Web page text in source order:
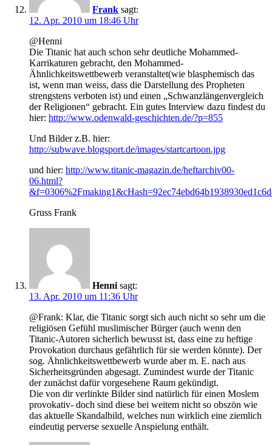
Frank sagt:
12. Apr. 2010 um 18:46 Uhr
@Henni
Die Titanic hat auch schon sehr deutliche Mohammed-
Karrikaturen gebracht, den Mohammed-
Ähnlichkeitswettbewerb veranstaltet(wie blasphemisch das
ist, wenn man weiss, dass die Darstellung des Propheten
strengstens verboten ist) und einen „Schwanzlängenvergleich
der Religionen“ gebracht. Ein gutes Interview dazu findest du
hier: http://www.odenwald-geschichten.de/?p=855
Und Bilder z.B. hier:
http://subwave.blogsport.de/images/startcartoon.jpg
und hier: http://www.titanic-magazin.de/heftarchiv00-
06.html?
Gruss Frank
Henni sagt:
13. Apr. 2010 um 11:36 Uhr
@Frank: Klar, die Titanic sorgt sich auch nicht so sehr um die
religiösen Gefühl muslimischer Bürger (auch wenn den
Titanic-Autoren sicherlich bewusst ist, dass eine zu heftige
Provokation durchaus gefährlich für sie werden könnte). Der
sog. Ähnlichkeitswettbewerb wurde aber m. E. nach aus
Sicherheitsgründen abgesagt. Zumindest wurde der Titanic
der zunächst dafür vorgesehene Raum gekündigt.
Die von dir verlinkte Bilder sind natürlich für einen Moslem
provokativ- doch sind diese bei weitem nicht so obszön wie
das aktuelle Skandalbild, welches nun wirklich eine ziemlich
eindeutig perverse sexuelle Anspielung enthält.